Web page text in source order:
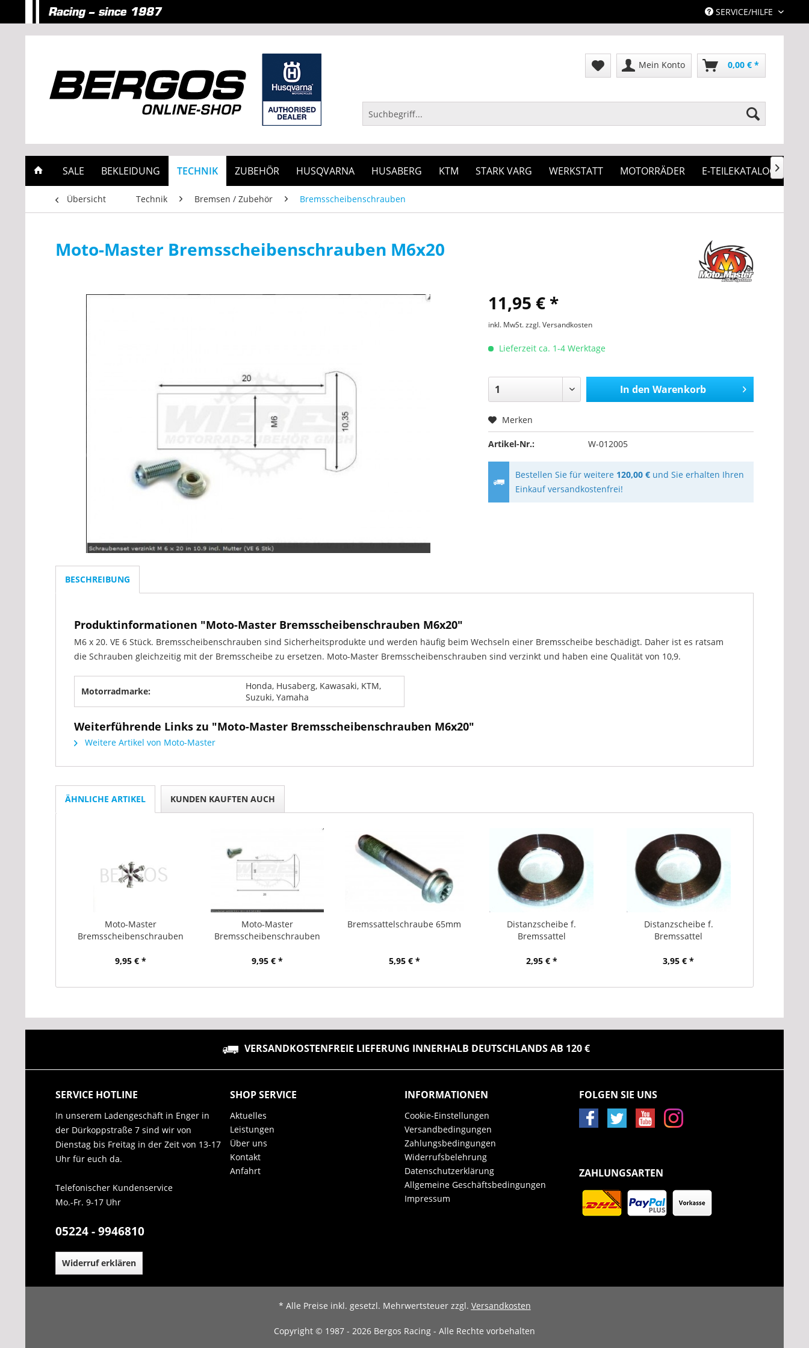
SERVICE/HILFE
Mein Konto 0,00 € *
SALE BEKLEIDUNG TECHNIK ZUBEHÖR HUSQVARNA HUSABERG KTM STARK VARG WERKSTATT MOTORRÄDER E-TEILEKATALOG
Übersicht Technik Bremsen / Zubehör Bremsscheibenschrauben
Moto-Master Bremsscheibenschrauben M6x20
11,95 € *
inkl. MwSt.zzgl. Versandkosten
Lieferzeit ca. 1-4 Werktage
In den Warenkorb
Merken
Artikel-Nr.: W-012005
Bestellen Sie für weitere 120,00 € und Sie erhalten Ihren
Einkauf versandkostenfrei!
BESCHREIBUNG
Produktinformationen "Moto-Master Bremsscheibenschrauben M6x20"
M6 x 20. VE 6 Stück. Bremsscheibenschrauben sind Sicherheitsprodukte und werden häufig beim Wechseln einer Bremsscheibe beschädigt. Daher ist es ratsam
die Schrauben gleichzeitig mit der Bremsscheibe zu ersetzen. Moto-Master Bremsscheibenschrauben sind verzinkt und haben eine Qualität von 10,9.
Motorradmarke:
Honda, Husaberg, Kawasaki, KTM,
Suzuki, Yamaha
Weiterführende Links zu "Moto-Master Bremsscheibenschrauben M6x20"
Weitere Artikel von Moto-Master
ÄHNLICHE ARTIKEL KUNDEN KAUFTEN AUCH
Moto-Master
Bremsscheibenschrauben
9,95 € *
Moto-Master
Bremsscheibenschrauben
9,95 € *
Bremssattelschraube 65mm
5,95 € *
Distanzscheibe f.
Bremssattel
2,95 € *
Distanzscheibe f.
Bremssattel
3,95 € *
VERSANDKOSTENFREIE LIEFERUNG INNERHALB DEUTSCHLANDS AB 120 €
SERVICE HOTLINE
In unserem Ladengeschäft in Enger in
der Dürkoppstraße 7 sind wir von
Dienstag bis Freitag in der Zeit von 13-17
Uhr für euch da.
Telefonischer Kundenservice
Mo.-Fr. 9-17 Uhr
05224 - 9946810
Widerruf erklären
SHOP SERVICE
Aktuelles
Leistungen
Über uns
Kontakt
Anfahrt
INFORMATIONEN
Cookie-Einstellungen
Versandbedingungen
Zahlungsbedingungen
Widerrufsbelehrung
Datenschutzerklärung
Allgemeine Geschäftsbedingungen
Impressum
FOLGEN SIE UNS
ZAHLUNGSARTEN
* Alle Preise inkl. gesetzl. Mehrwertsteuer zzgl. Versandkosten
Copyright © 1987 - 2026 Bergos Racing - Alle Rechte vorbehalten